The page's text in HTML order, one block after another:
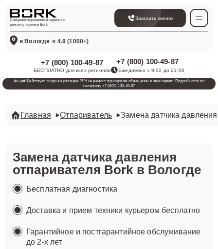
Специализированный сервис по
ремонту техники Bork
Заказать звонок
в Вологде ⭐ 4.9 (1000+)
+7 (800) 100-49-87
БЕСПЛАТНО для всех регионов
+7 (800) 100-49-87
Ежедневно с 9:00 до 21:00
Акция! Действует скидка в размере 25% на ремонт при первом обращении в наш сервис. Подробности по
телефону +7 (800) 100-49-87
Главная Отпариватель Замена датчика давления
Замена датчика давления
отпаривателя Borkв Вологде
Бесплатная диагностика
Доставка и прием техники курьером бесплатно
Гарантийное и постгарантийное обслуживание
до 2-х лет